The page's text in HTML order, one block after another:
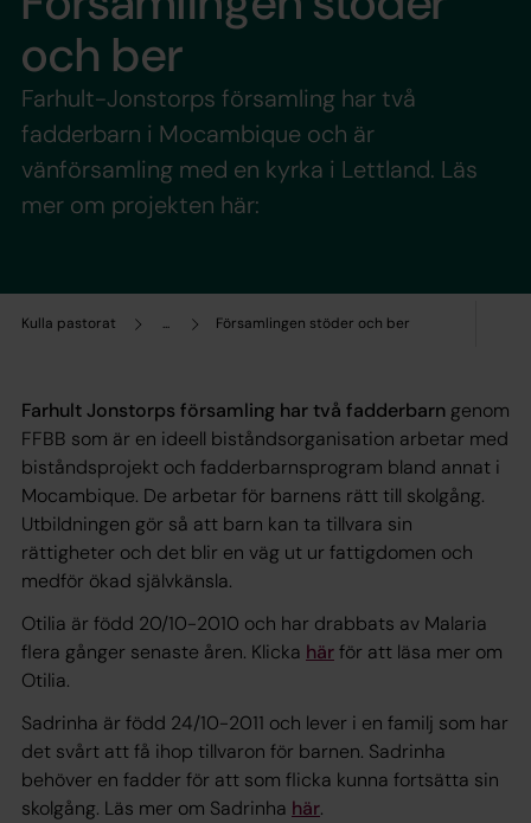
Kulla pastorat ... Församlingen stöder och ber
och ber
Farhult-Jonstorps församling har två
fadderbarn i Mocambique och är
vänförsamling med en kyrka i Lettland. Läs
mer om projekten här:
Farhult Jonstorps församling har två fadderbarn genom
FFBB som är en ideell biståndsorganisation arbetar med
biståndsprojekt och fadderbarnsprogram bland annat i
Mocambique. De arbetar för barnens rätt till skolgång.
Utbildningen gör så att barn kan ta tillvara sin
rättigheter och det blir en väg ut ur fattigdomen och
medför ökad självkänsla.
Otilia är född 20/10-2010 och har drabbats av Malaria
flera gånger senaste åren. Klicka härför att läsa mer om
Otilia.
Sadrinha är född 24/10-2011 och lever i en familj som har
det svårt att få ihop tillvaron för barnen. Sadrinha
behöver en fadder för att som flicka kunna fortsätta sin
skolgång. Läs mer om Sadrinha här.